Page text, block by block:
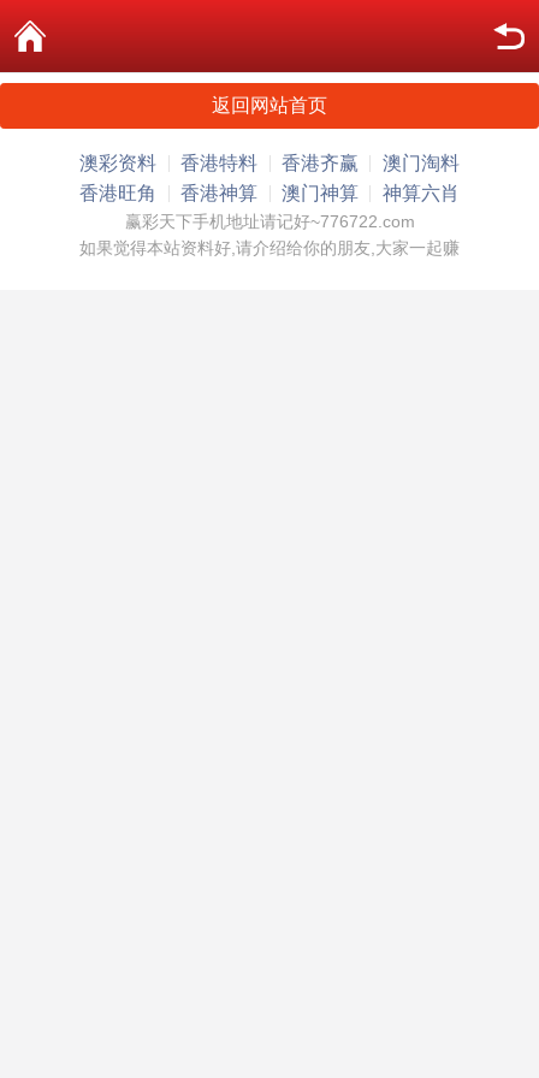
返回网站首页
澳彩资料 香港特料 香港齐赢
澳门淘料
香港旺角
香港神算 澳门神算 神算六肖
赢彩天下手机地址请记好~776722.com
如果觉得本站资料好,请介绍给你的朋友,大家一起赚